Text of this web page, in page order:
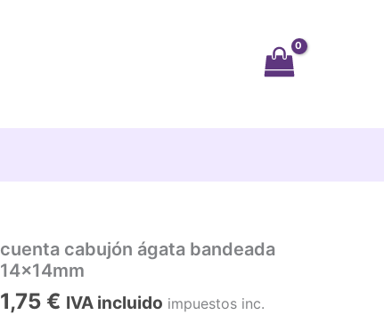
cuenta cabujón ágata bandeada
14x14mm
1,75 € IVA incluido impuestos inc.